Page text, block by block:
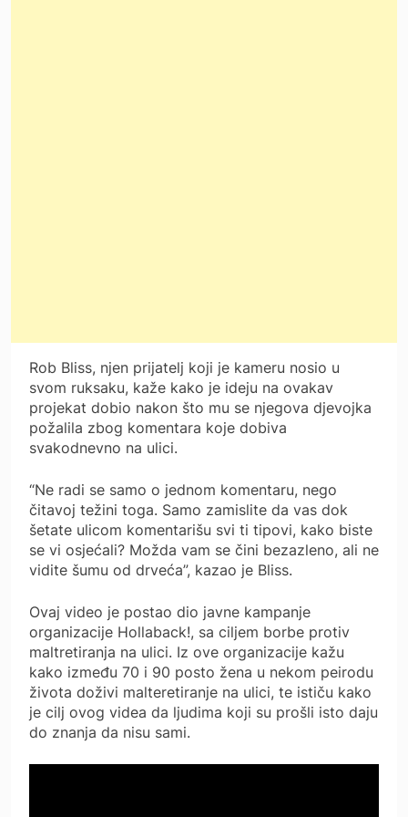
Rob Bliss, njen prijatelj koji je kameru nosio u
svom ruksaku, kaže kako je ideju na ovakav
projekat dobio nakon što mu se njegova djevojka
požalila zbog komentara koje dobiva
svakodnevno na ulici.
“Ne radi se samo o jednom komentaru, nego
čitavoj težini toga. Samo zamislite da vas dok
šetate ulicom komentarišu svi ti tipovi, kako biste
se vi osjećali? Možda vam se čini bezazleno, ali ne
vidite šumu od drveća”, kazao je Bliss.
Ovaj video je postao dio javne kampanje
organizacije Hollaback!, sa ciljem borbe protiv
maltretiranja na ulici. Iz ove organizacije kažu
kako između 70 i 90 posto žena u nekom peirodu
života doživi malteretiranje na ulici, te ističu kako
je cilj ovog videa da ljudima koji su prošli isto daju
do znanja da nisu sami.